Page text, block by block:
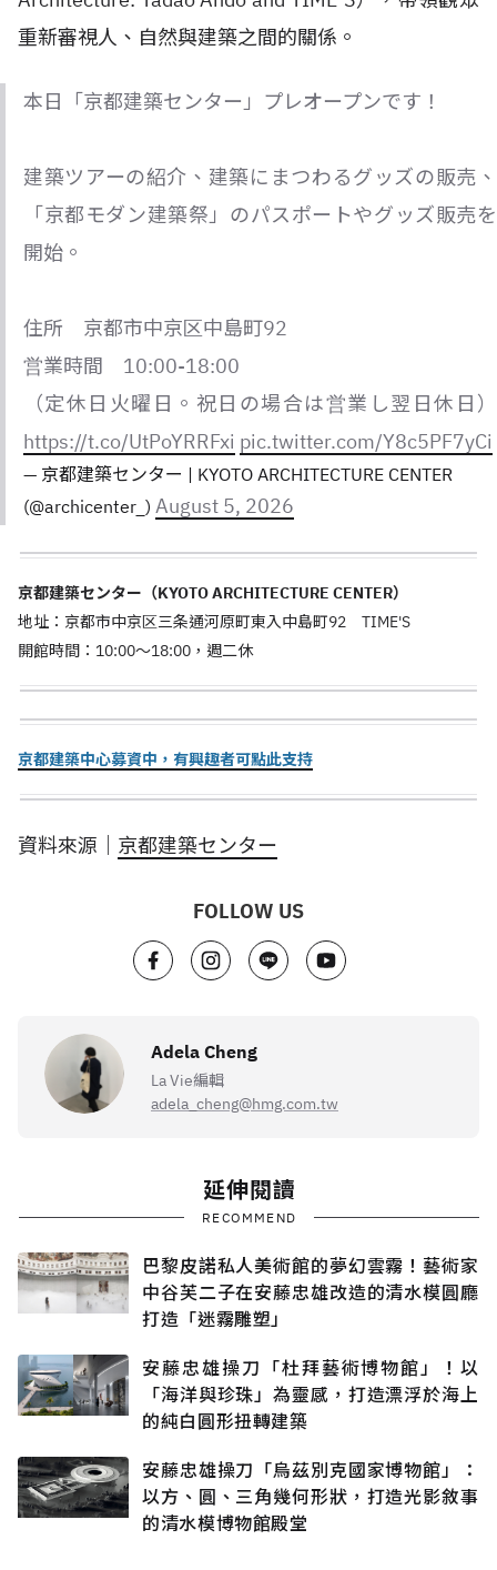
重新審視人、自然與建築之間的關係。
本日「京都建築センター」プレオープンです！
建築ツアーの紹介、建築にまつわるグッズの販売、
「京都モダン建築祭」のパスポートやグッズ販売を
開始。
住所 京都市中京区中島町92
営業時間 10:00-18:00
（定休日火曜日。祝日の場合は営業し翌日休日）
https://t.co/UtPoYRRFxi pic.twitter.com/Y8c5PF7yCi
— 京都建築センター | KYOTO ARCHITECTURE CENTER
(@archicenter_) August 5, 2026
京都建築センター（KYOTO ARCHITECTURE CENTER）
地址：京都市中京区三条通河原町東入中島町92 TIME'S
開館時間：10:00～18:00，週二休
京都建築中心募資中，有興趣者可點此支持
資料來源｜ 京都建築センター
FOLLOW US
Adela Cheng
La Vie編輯
adela_cheng@hmg.com.tw
延伸閱讀
RECOMMEND
巴黎皮諾私人美術館的夢幻雲霧！藝術家
中谷芙二子在安藤忠雄改造的清水模圓廳
打造「迷霧雕塑」
安藤忠雄操刀「杜拜藝術博物館」！以
「海洋與珍珠」為靈感，打造漂浮於海上
的純白圓形扭轉建築
安藤忠雄操刀「烏茲別克國家博物館」：
以方、圓、三角幾何形狀，打造光影敘事
的清水模博物館殿堂